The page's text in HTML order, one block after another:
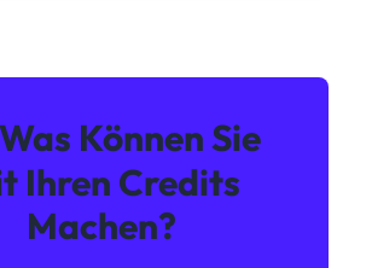
Was Können Sie
Ihren Credits
Machen?